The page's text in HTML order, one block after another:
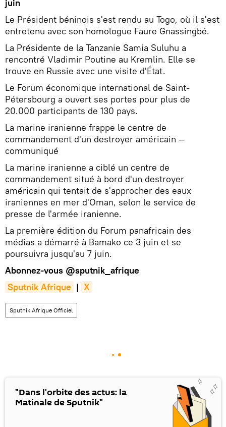
juin
Le Président béninois s'est rendu au Togo, où il s'est
entretenu avec son homologue Faure Gnassingbé.
La Présidente de la Tanzanie Samia Suluhu a
rencontré Vladimir Poutine au Kremlin. Elle se
trouve en Russie avec une visite d'État.
Le Forum économique international de Saint-
Pétersbourg a ouvert ses portes pour plus de
20.000 participants de 130 pays.
La marine iranienne frappe le centre de
commandement d'un destroyer américain —
communiqué
La marine iranienne a ciblé un centre de
commandement situé à bord d'un destroyer
américain qui tentait de s'approcher des eaux
iraniennes en mer d'Oman, selon le service de
presse de l'armée iranienne.
La première édition du Forum panafricain des
médias a démarré à Bamako ce 3 juin et se
poursuivra jusqu'au 7 juin.
Abonnez-vous @sputnik_afrique
Sputnik Afrique | X
Sputnik Afrique Officiel
"Dans l'orbite des actus: la
Matinale de Sputnik"